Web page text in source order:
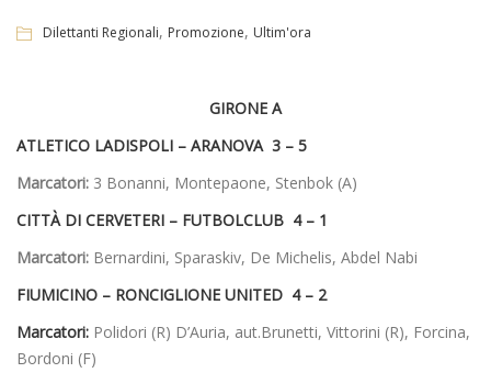
Dilettanti Regionali, Promozione, Ultim'ora
GIRONE A
ATLETICO LADISPOLI – ARANOVA 3 – 5
Marcatori: 3 Bonanni, Montepaone, Stenbok (A)
CITTÀ DI CERVETERI – FUTBOLCLUB 4 – 1
Marcatori: Bernardini, Sparaskiv, De Michelis, Abdel Nabi
FIUMICINO – RONCIGLIONE UNITED 4 – 2
Marcatori: Polidori (R) D’Auria, aut.Brunetti, Vittorini (R), Forcina,
Bordoni (F)